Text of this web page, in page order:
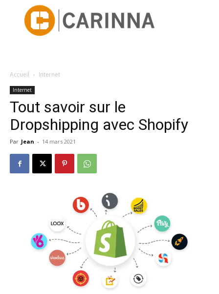
Accueil Internet
Internet
Tout savoir sur le
Dropshipping avec Shopify
Par Jean - 14 mars 2021